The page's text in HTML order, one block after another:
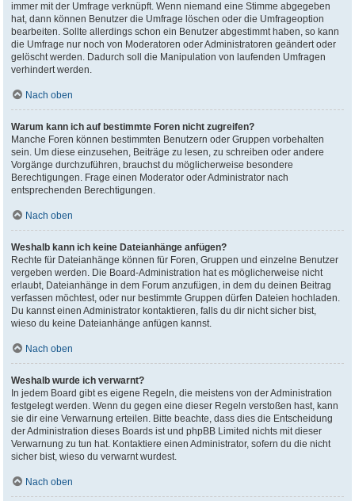
immer mit der Umfrage verknüpft. Wenn niemand eine Stimme abgegeben
hat, dann können Benutzer die Umfrage löschen oder die Umfrageoption
bearbeiten. Sollte allerdings schon ein Benutzer abgestimmt haben, so kann
die Umfrage nur noch von Moderatoren oder Administratoren geändert oder
gelöscht werden. Dadurch soll die Manipulation von laufenden Umfragen
verhindert werden.
Nach oben
Warum kann ich auf bestimmte Foren nicht zugreifen?
Manche Foren können bestimmten Benutzern oder Gruppen vorbehalten
sein. Um diese einzusehen, Beiträge zu lesen, zu schreiben oder andere
Vorgänge durchzuführen, brauchst du möglicherweise besondere
Berechtigungen. Frage einen Moderator oder Administrator nach
entsprechenden Berechtigungen.
Nach oben
Weshalb kann ich keine Dateianhänge anfügen?
Rechte für Dateianhänge können für Foren, Gruppen und einzelne Benutzer
vergeben werden. Die Board-Administration hat es möglicherweise nicht
erlaubt, Dateianhänge in dem Forum anzufügen, in dem du deinen Beitrag
verfassen möchtest, oder nur bestimmte Gruppen dürfen Dateien hochladen.
Du kannst einen Administrator kontaktieren, falls du dir nicht sicher bist,
wieso du keine Dateianhänge anfügen kannst.
Nach oben
Weshalb wurde ich verwarnt?
In jedem Board gibt es eigene Regeln, die meistens von der Administration
festgelegt werden. Wenn du gegen eine dieser Regeln verstoßen hast, kann
sie dir eine Verwarnung erteilen. Bitte beachte, dass dies die Entscheidung
der Administration dieses Boards ist und phpBB Limited nichts mit dieser
Verwarnung zu tun hat. Kontaktiere einen Administrator, sofern du die nicht
sicher bist, wieso du verwarnt wurdest.
Nach oben